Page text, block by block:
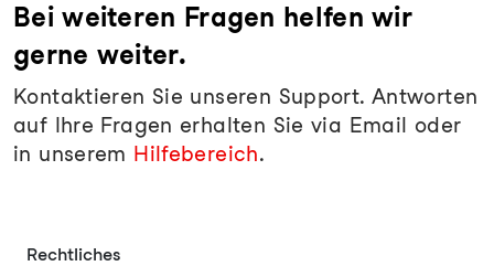
Bei weiteren Fragen helfen wir
gerne weiter.
Kontaktieren Sie unseren Support. Antworten
auf Ihre Fragen erhalten Sie via Email oder
in unserem Hilfebereich.
Rechtliches